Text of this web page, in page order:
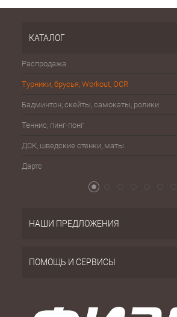
КАТАЛОГ
Распродажа
Турники, брусья, Workout, OCR
Бадминтон, скейты, самокаты, ролики
Теннис, пинг-понг
ДСК, шведские стенки, маты
Дартс
НАШИ ПРЕДЛОЖЕНИЯ
ПОМОЩЬ И СЕРВИСЫ